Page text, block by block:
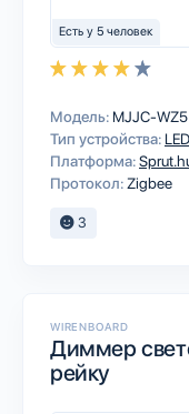
Есть у 5 человек
Модель: MJJC-WZ5
Тип устройства:
Платформа:
Протокол: Zigbee
3
WIRENBOARD
Диммер
рейку